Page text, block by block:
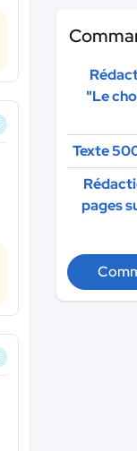
"Le
Texte
pages